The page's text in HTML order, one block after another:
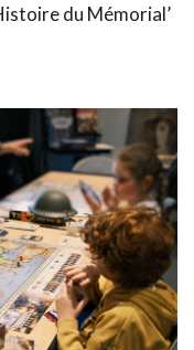
du Mémorial’